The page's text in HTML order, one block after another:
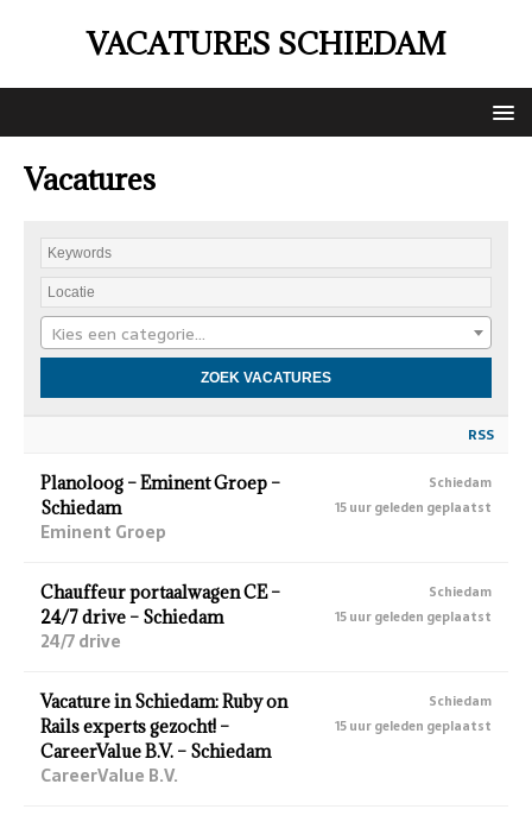
VACATURES SCHIEDAM
Vacatures
Kies een categorie…
RSS
Planoloog – Eminent Groep –
Schiedam
Eminent Groep
Schiedam
15 uur geleden geplaatst
Chauffeur portaalwagen CE –
24/7 drive – Schiedam
24/7 drive
Schiedam
15 uur geleden geplaatst
Vacature in Schiedam: Ruby on
Rails experts gezocht! –
CareerValue B.V. – Schiedam
CareerValue B.V.
Schiedam
15 uur geleden geplaatst